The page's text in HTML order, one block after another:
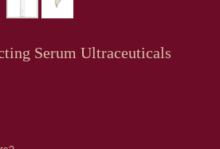
Serum Ultraceuticals